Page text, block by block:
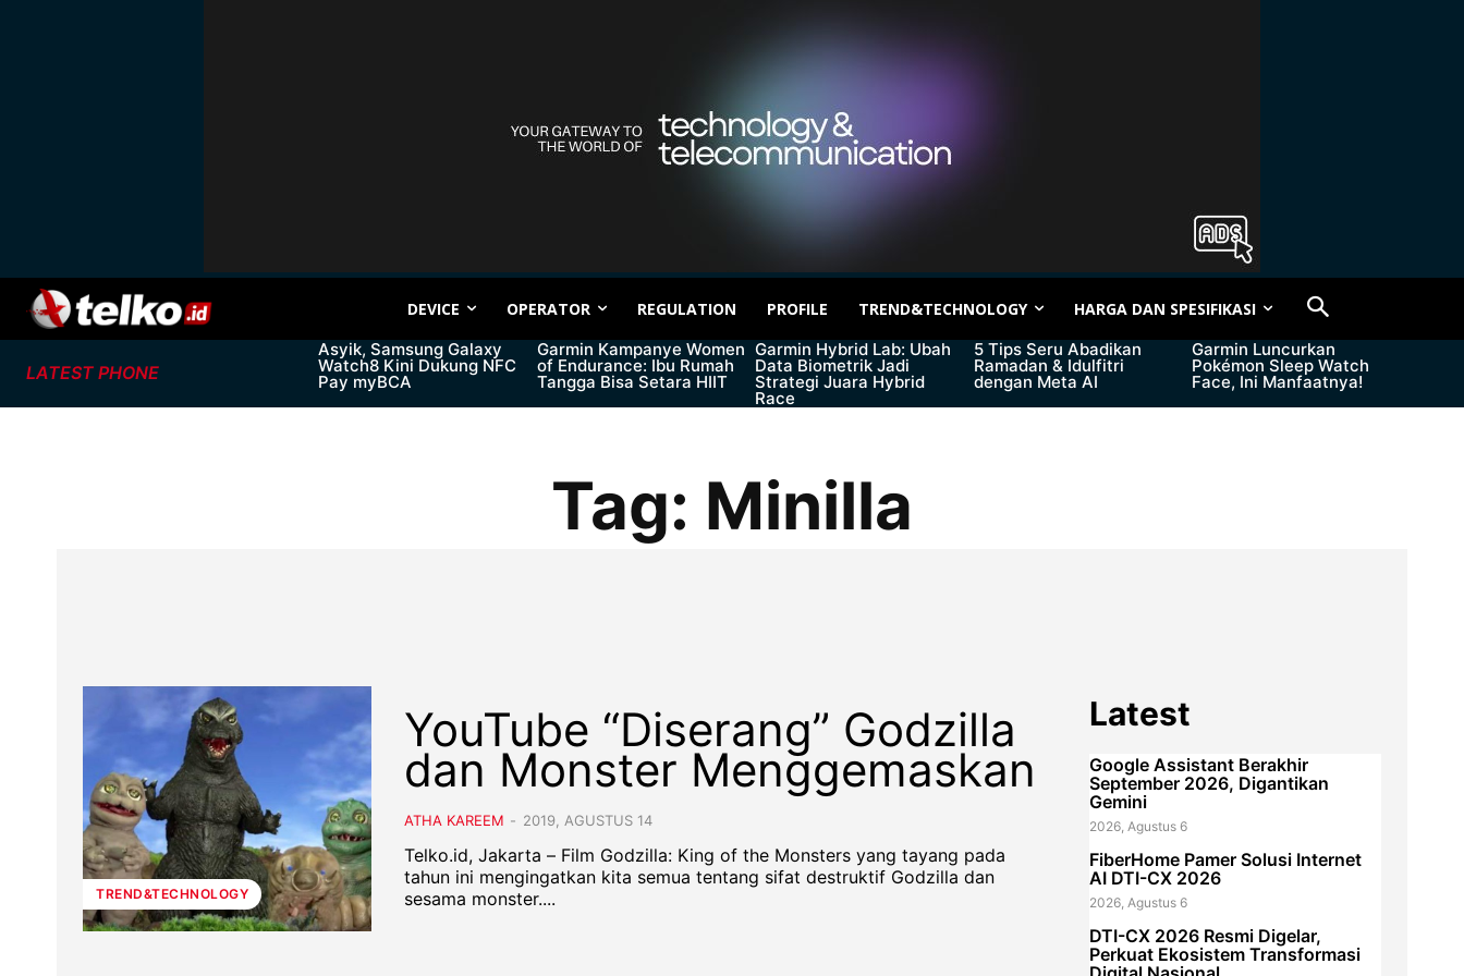
DEVICE OPERATOR REGULATION PROFILE TREND&TECHNOLOGY HARGA DAN SPESIFIKASI
LATEST PHONE
Asyik, Samsung Galaxy
Watch8 Kini Dukung NFC
Pay myBCA
Garmin Kampanye Women
of Endurance: Ibu Rumah
Tangga Bisa Setara HIIT
Garmin Hybrid Lab: Ubah
Data Biometrik Jadi
Strategi Juara Hybrid
Race
5 Tips Seru Abadikan
Ramadan & Idulfitri
dengan Meta AI
Garmin Luncurkan
Pokémon Sleep Watch
Face, Ini Manfaatnya!
Tag: Minilla
TREND&TECHNOLOGY
YouTube “Diserang” Godzilla
dan Monster Menggemaskan
ATHA KAREEM - 2019, AGUSTUS 14
Telko.id, Jakarta – Film Godzilla: King of the Monsters yang tayang pada
tahun ini mengingatkan kita semua tentang sifat destruktif Godzilla dan
sesama monster....
Latest
Google Assistant Berakhir
September 2026, Digantikan
Gemini
2026, Agustus 6
FiberHome Pamer Solusi Internet
AI DTI-CX 2026
2026, Agustus 6
DTI-CX 2026 Resmi Digelar,
Perkuat Ekosistem Transformasi